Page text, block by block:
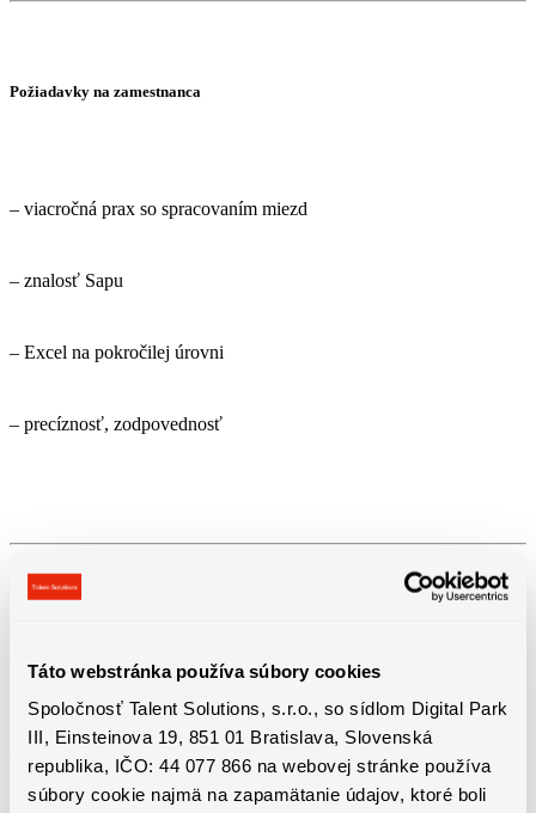
Táto webstránka používa súbory cookies
Spoločnosť Talent Solutions, s.r.o., so sídlom Digital Park
III, Einsteinova 19, 851 01 Bratislava, Slovenská
republika, IČO: 44 077 866 na webovej stránke používa
súbory cookie najmä na zapamätanie údajov, ktoré boli
Požiadavky na zamestnanca
– viacročná prax so spracovaním miezd
– znalosť Sapu
– Excel na pokročilej úrovni
– precíznosť, zodpovednosť
​- 13., 14. plat